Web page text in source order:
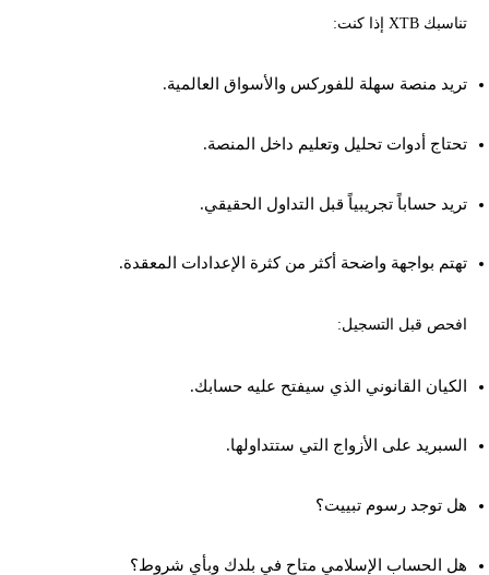
تناسبك XTB إذا كنت:
تريد منصة سهلة للفوركس والأسواق العالمية.
تحتاج أدوات تحليل وتعليم داخل المنصة.
تريد حساباً تجريبياً قبل التداول الحقيقي.
تهتم بواجهة واضحة أكثر من كثرة الإعدادات المعقدة.
افحص قبل التسجيل:
الكيان القانوني الذي سيفتح عليه حسابك.
السبريد على الأزواج التي ستتداولها.
هل توجد رسوم تبييت؟
هل الحساب الإسلامي متاح في بلدك وبأي شروط؟